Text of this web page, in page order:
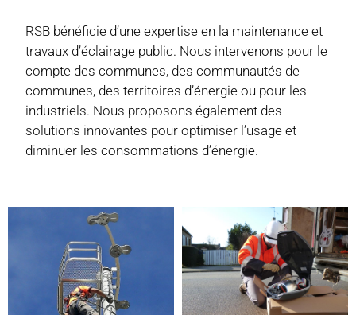
RSB bénéficie d’une expertise en la maintenance et
travaux d’éclairage public. Nous intervenons pour le
compte des communes, des communautés de
communes, des territoires d’énergie ou pour les
industriels. Nous proposons également des
solutions innovantes pour optimiser l’usage et
diminuer les consommations d’énergie.